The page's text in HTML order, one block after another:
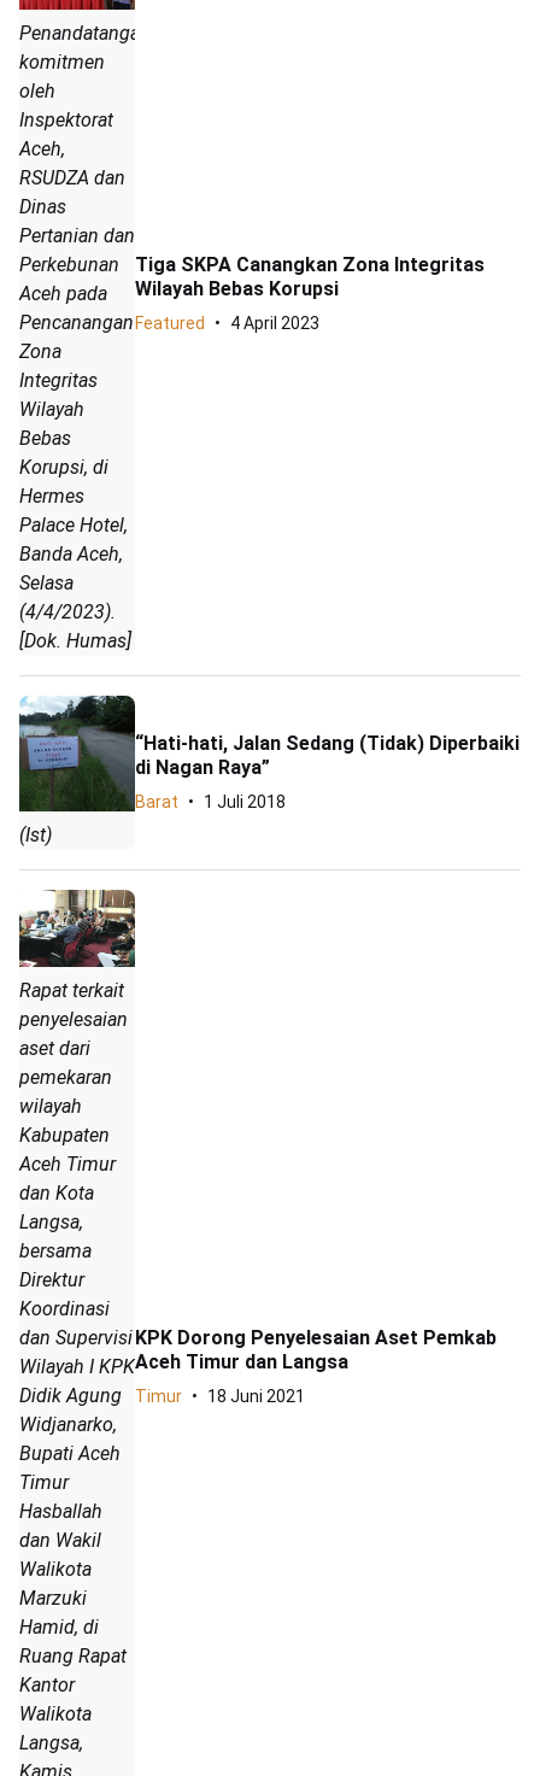
Penandatanganan
komitmen
oleh
Inspektorat
Aceh,
RSUDZA dan
Dinas
Pertanian dan
Perkebunan
Aceh pada
Pencanangan
Zona
Integritas
Wilayah
Bebas
Korupsi, di
Hermes
Palace Hotel,
Banda Aceh,
Selasa
(4/4/2023).
[Dok. Humas]
Tiga SKPA Canangkan Zona Integritas
Wilayah Bebas Korupsi
Featured 4 April 2023
(Ist)
“Hati-hati, Jalan Sedang (Tidak) Diperbaiki
di Nagan Raya”
Barat 1 Juli 2018
Rapat terkait
penyelesaian
aset dari
pemekaran
wilayah
Kabupaten
Aceh Timur
dan Kota
Langsa,
bersama
Direktur
Koordinasi
dan Supervisi
Wilayah I KPK
Didik Agung
Widjanarko,
Bupati Aceh
Timur
Hasballah
dan Wakil
Walikota
Marzuki
Hamid, di
Ruang Rapat
Kantor
Walikota
Langsa,
KPK Dorong Penyelesaian Aset Pemkab
Aceh Timur dan Langsa
Timur 18 Juni 2021